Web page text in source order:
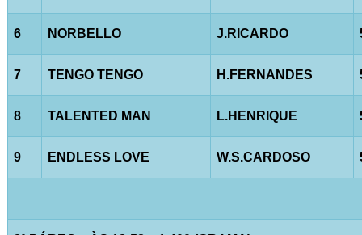
6 NORBELLO J.RICARDO
7 TENGO TENGO H.FERNANDES
8 TALENTED MAN L.HENRIQUE
9 ENDLESS LOVE W.S.CARDOSO